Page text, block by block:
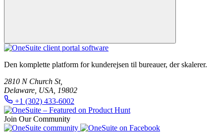
feature-tutorials og onboarding-ressourcer gennem OneSuite Help
Den komplette platform for kunderejsen til bureauer, der skalerer.
2810 N Church St,
Delaware, USA, 19802
+1 (302) 433-6002
Join Our Community